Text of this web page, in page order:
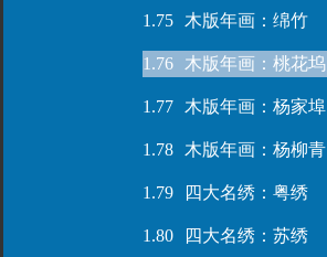
1.75 木版年画：绵竹
1.76 木版年画：桃花坞
1.77 木版年画：杨家埠
1.78 木版年画：杨柳青
1.79 四大名绣：粤绣
1.80 四大名绣：苏绣